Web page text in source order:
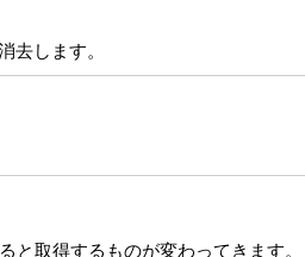
去します。
と取得するものが変わってきます。